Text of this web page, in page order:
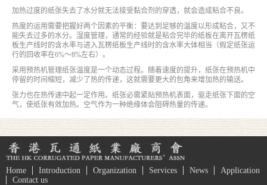
加热过度的纸张失去了水分就无法接受黏合剂的穿透，就会造成粘合不良。
热度的运用需要把握好两个因素的平衡：要达到足够的温度以形成粘合，又不
能失去过多的水分。湿度管理，通常的经验就是粘合完毕的纸板在离开瓦楞纸
板生产线时的含水率与进入瓦楞纸板生产线时的含水率大体相当（假定纸张运
行的回收率在6%～8%左右）。
采用预热机管理纸张温度是一个动态过程。随着速度的提升，纸张在预热机中
停留的时间缩短，减少了热的传递，这就需要更大的包角来增加热的输送。
张力也在热传递中起一定作用。纸张必需紧贴预热机表面，驱走纸张下面的空
气，使纸张有效加热。空气作为一种绝缘体会阻碍热量的传递。
Home Introduction Organization Services News
Application
Contact us